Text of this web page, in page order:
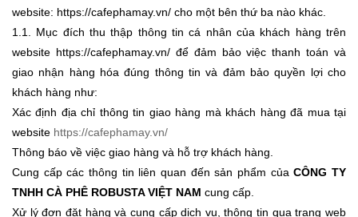
website: https://cafephamay.vn/ cho một bên thứ ba nào khác.
1.1. Mục đích thu thập thông tin cá nhân của khách hàng trên
website https://cafephamay.vn/để đảm bảo việc thanh toán và
giao nhận hàng hóa đúng thông tin và đảm bảo quyền lợi cho
khách hàng như:
Xác định địa chỉ thông tin giao hàng mà khách hàng đã mua tại
website https://cafephamay.vn/
Thông báo về việc giao hàng và hỗ trợ khách hàng.
Cung cấp các thông tin liên quan đến sản phẩm củaCÔNG TY
TNHH CÀ PHÊ ROBUSTA VIỆT NAM cung cấp.
Xử lý đơn đặt hàng và cung cấp dịch vụ, thông tin qua trang web